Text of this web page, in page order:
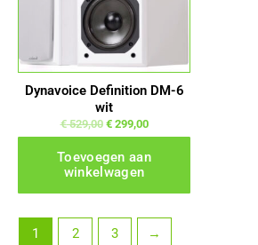
Dynavoice Definition DM-6
wit
€529,00 €299,00
Toevoegen aan
winkelwagen
1 2 3 →